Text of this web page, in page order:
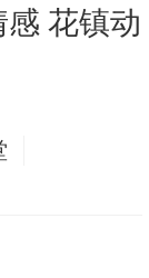
36分钟前
已获得专属情感方
感 花镇动